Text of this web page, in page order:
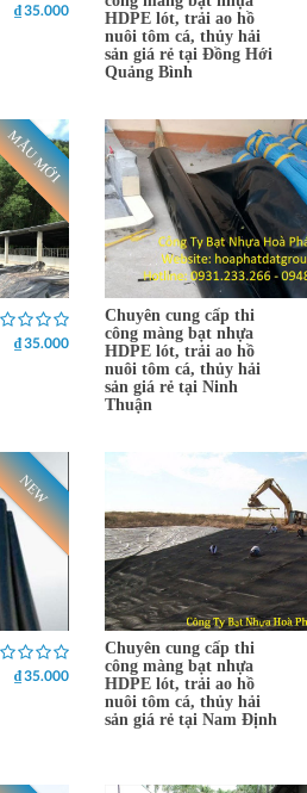
₫ 35.000
HDPE lót, trải ao hồ
nuôi tôm cá, thủy hải
sản giá rẻ tại Đồng Hới
Quảng Bình
MẪU MỚI
₫ 35.000
Chuyên cung cấp thi
công màng bạt nhựa
HDPE lót, trải ao hồ
nuôi tôm cá, thủy hải
sản giá rẻ tại Ninh
Thuận
NEW
₫ 35.000
Chuyên cung cấp thi
công màng bạt nhựa
HDPE lót, trải ao hồ
nuôi tôm cá, thủy hải
sản giá rẻ tại Nam Định